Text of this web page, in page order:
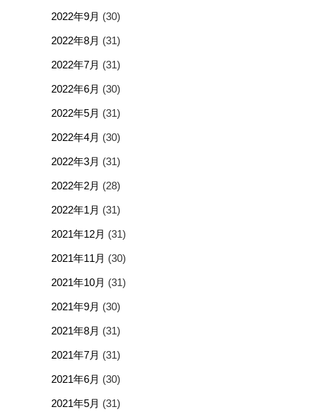
2022年9月 (30)
2022年8月 (31)
2022年7月 (31)
2022年6月 (30)
2022年5月 (31)
2022年4月 (30)
2022年3月 (31)
2022年2月 (28)
2022年1月 (31)
2021年12月 (31)
2021年11月 (30)
2021年10月 (31)
2021年9月 (30)
2021年8月 (31)
2021年7月 (31)
2021年6月 (30)
2021年5月 (31)